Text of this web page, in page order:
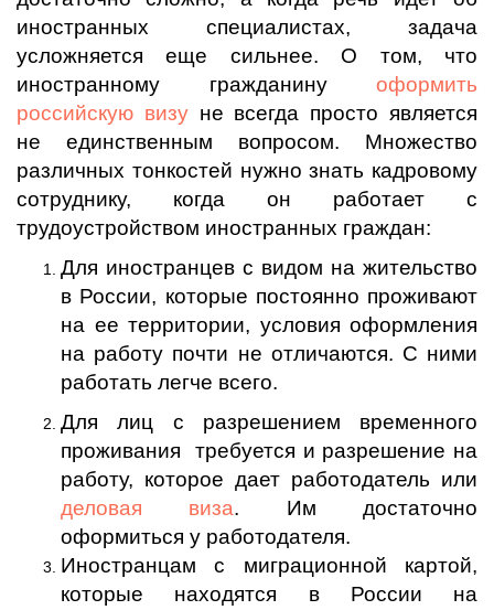
иностранных специалистах, задача
усложняется еще сильнее. О том, что
иностранному гражданину оформить
российскую визуне всегда просто является
не единственным вопросом. Множество
различных тонкостей нужно знать кадровому
сотруднику, когда он работает с
трудоустройством иностранных граждан:
Для иностранцев с видом на жительство
в России, которые постоянно проживают
на ее территории, условия оформления
на работу почти не отличаются. С ними
работать легче всего.
Для лиц с разрешением временного
проживания требуется и разрешение на
работу, которое дает работодатель или
деловая виза. Им достаточно
оформиться у работодателя.
Иностранцам с миграционной картой,
которые находятся в России на